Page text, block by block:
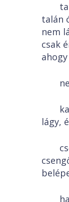
talán
nem
csak
lágy,